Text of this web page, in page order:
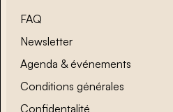
FAQ
Newsletter
Agenda & événements
Conditions générales
Confidentalité